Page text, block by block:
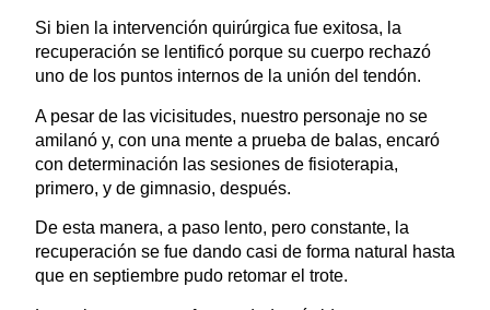
Si bien la intervención quirúrgica fue exitosa, la
recuperación se lentificó porque su cuerpo rechazó
uno de los puntos internos de la unión del tendón.
A pesar de las vicisitudes, nuestro personaje no se
amilanó y, con una mente a prueba de balas, encaró
con determinación las sesiones de fisioterapia,
primero, y de gimnasio, después.
De esta manera, a paso lento, pero constante, la
recuperación se fue dando casi de forma natural hasta
que en septiembre pudo retomar el trote.